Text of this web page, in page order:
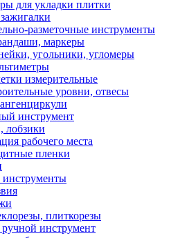
для укладки плитки
разметочные инструменты
маркеры
угольники, угломеры
измерительные
уровни, отвесы
инструмент
лобзики
рабочего места
пленки
плиткорезы
инструмент